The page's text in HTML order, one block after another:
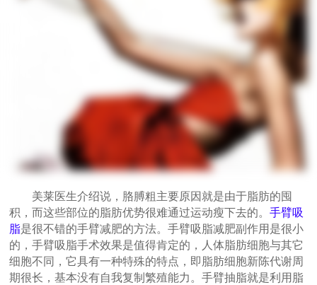
美莱医生介绍说，胳膊粗主要原因就是由于脂肪的囤
积，而这些部位的脂肪优势很难通过运动瘦下去的。手臂吸
脂是很不错的手臂减肥的方法。手臂吸脂减肥副作用是很小
的，手臂吸脂手术效果是值得肯定的，人体脂肪细胞与其它
细胞不同，它具有一种特殊的特点，即脂肪细胞新陈代谢周
期很长，基本没有自我复制繁殖能力。手臂抽脂就是利用脂